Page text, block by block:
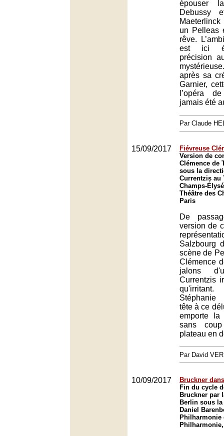
épouser
Debussy
un Pelleas
rêve.
est ici
précision
après sa
Garnier,
l’opéra
jamais été
Par Claude
15/09/2017
Fiévreuse
Version de
Clémence de
sous la
Currentzis au
Champs-
Théâtre des
Paris
De
version de
Salzbourg
scène de
Clémence
jalons
Currentzis
Stéphanie
tête à ce
emporte la
sans
plateau en
Par David
10/09/2017
Bruckner
Fin du cycle
Bruckner par
Berlin sous
Daniel
Philharmonie